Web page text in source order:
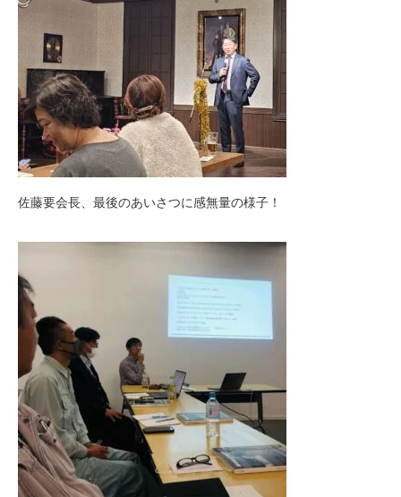
佐藤要会長、最後のあいさつに感無量の様子！